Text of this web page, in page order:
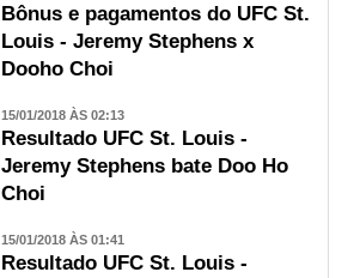
Bônus e pagamentos do UFC St.
Louis - Jeremy Stephens x
Dooho Choi
15/01/2018 ÀS 02:13
Resultado UFC St. Louis -
Jeremy Stephens bate Doo Ho
Choi
15/01/2018 ÀS 01:41
Resultado UFC St. Louis -